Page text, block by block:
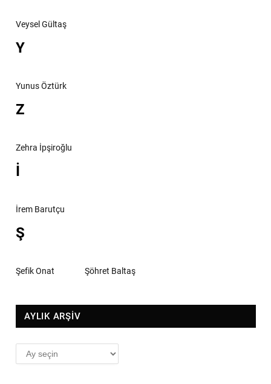
Veysel Gültaş
Y
Yunus Öztürk
Z
Zehra İpşiroğlu
İ
İrem Barutçu
Ş
Şefik Onat Şöhret Baltaş
AYLIK ARŞİV
AYLIK
ARŞİV